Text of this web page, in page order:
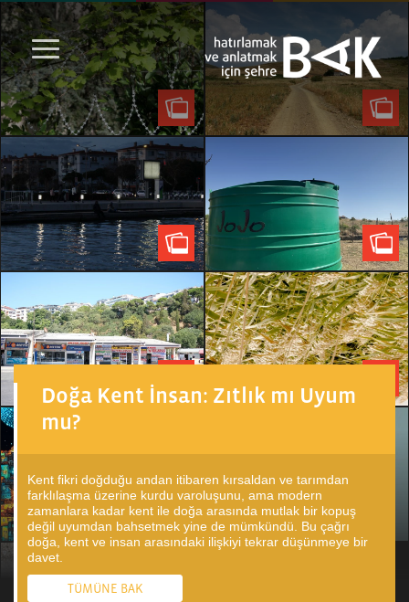
Doğa Kent İnsan: Zıtlık mı Uyum
mu?
Kent fikri doğduğu andan itibaren kırsaldan ve tarımdan
farklılaşma üzerine kurdu varoluşunu, ama modern
zamanlara kadar kent ile doğa arasında mutlak bir kopuş
değil uyumdan bahsetmek yine de mümkündü. Bu çağrı
doğa, kent ve insan arasındaki ilişkiyi tekrar düşünmeye bir
davet.
TÜMÜNE BAK